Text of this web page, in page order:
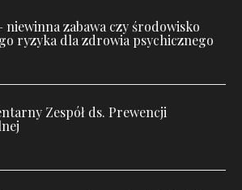
niewinna zabawa czy środowisko
ryzyka dla zdrowia psychicznego
Zespół ds. Prewencji